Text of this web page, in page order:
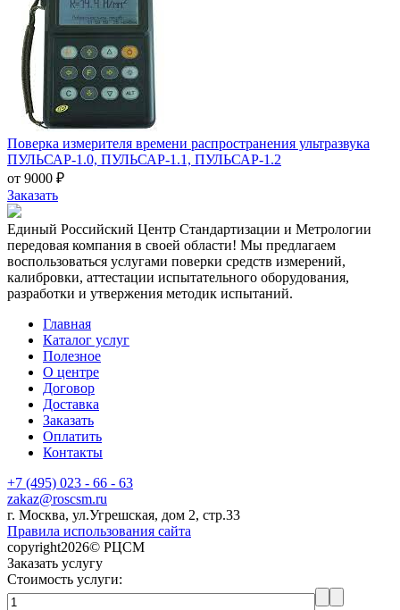
Поверка измерителя времени распространения ультразвука
ПУЛЬСАР-1.0, ПУЛЬСАР-1.1, ПУЛЬСАР-1.2
от 9000 ₽
Заказать
Единый Российский Центр Стандартизации и Метрологии
передовая компания в своей области! Мы предлагаем
воспользоваться услугами поверки средств измерений,
калибровки, аттестации испытательного оборудования,
разработки и утвержения методик испытаний.
Главная
Каталог услуг
Полезное
О центре
Договор
Доставка
Заказать
Оплатить
Контакты
+7 (495) 023 - 66 - 63
zakaz@roscsm.ru
г. Москва, ул.Угрешская, дом 2, стр.33
Правила использования сайта
copyright2026© РЦСМ
Заказать услугу
Стоимость услуги: